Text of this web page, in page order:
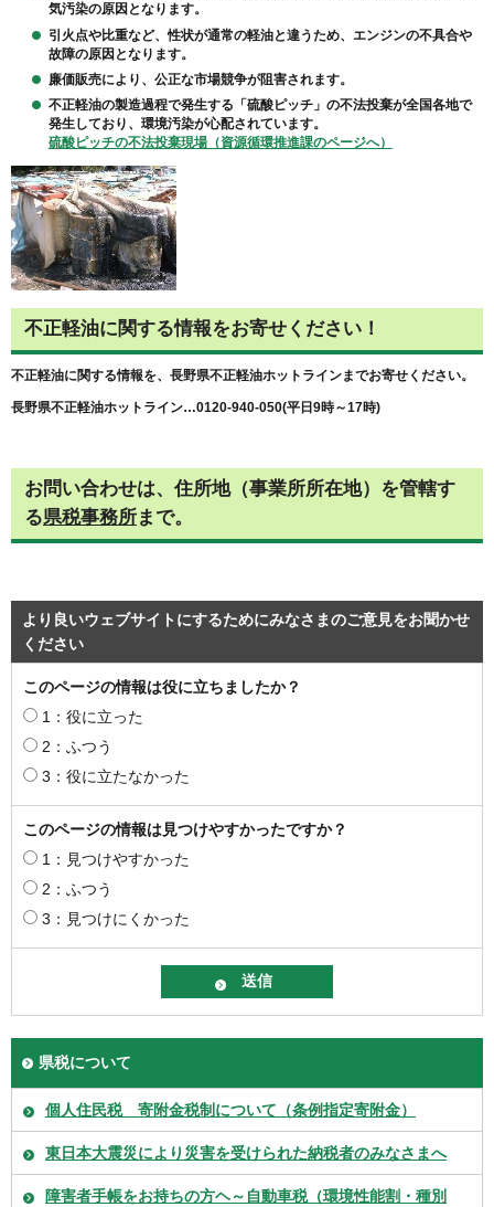
気汚染の原因となります。
引火点や比重など、性状が通常の軽油と違うため、エンジンの不具合や
故障の原因となります。
廉価販売により、公正な市場競争が阻害されます。
不正軽油の製造過程で発生する「硫酸ピッチ」の不法投棄が全国各地で
発生しており、環境汚染が心配されています。
硫酸ピッチの不法投棄現場（資源循環推進課のページへ）
不正軽油に関する情報をお寄せください！
不正軽油に関する情報を、長野県不正軽油ホットラインまでお寄せください。
長野県不正軽油ホットライン…0120-940-050(平日9時～17時)
お問い合わせは、住所地（事業所所在地）を管轄す
る県税事務所まで。
より良いウェブサイトにするためにみなさまのご意見をお聞かせ
ください
このページの情報は役に立ちましたか？
1：役に立った
2：ふつう
3：役に立たなかった
このページの情報は見つけやすかったですか？
1：見つけやすかった
2：ふつう
3：見つけにくかった
県税について
個人住民税 寄附金税制について（条例指定寄附金）
東日本大震災により災害を受けられた納税者のみなさまへ
障害者手帳をお持ちの方ヘ～自動車税（環境性能割・種別